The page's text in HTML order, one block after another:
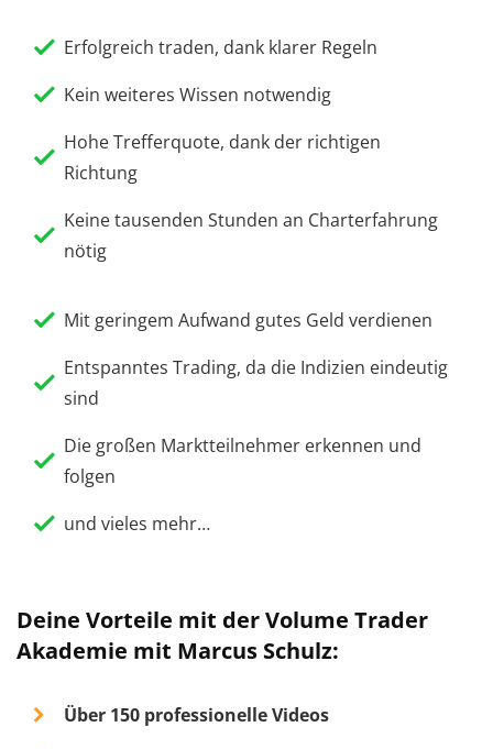
Erfolgreich traden, dank klarer Regeln
Kein weiteres Wissen notwendig
Hohe Trefferquote, dank der richtigen
Richtung
Keine tausenden Stunden an Charterfahrung
nötig
Mit geringem Aufwand gutes Geld verdienen
Entspanntes Trading, da die Indizien eindeutig
sind
Die großen Marktteilnehmer erkennen und
folgen
und vieles mehr…
Deine Vorteile mit der Volume Trader
Akademie mit Marcus Schulz:
Über 150 professionelle Videos